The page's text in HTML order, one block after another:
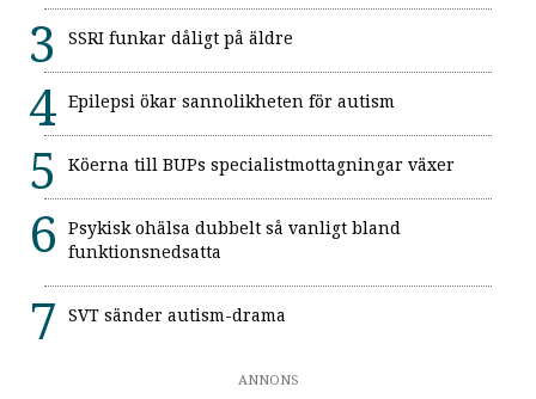
SSRI funkar dåligt på äldre
Epilepsi ökar sannolikheten för autism
Köerna till BUPs specialistmottagningar växer
Psykisk ohälsa dubbelt så vanligt bland
funktionsnedsatta
SVT sänder autism-drama
ANNONS